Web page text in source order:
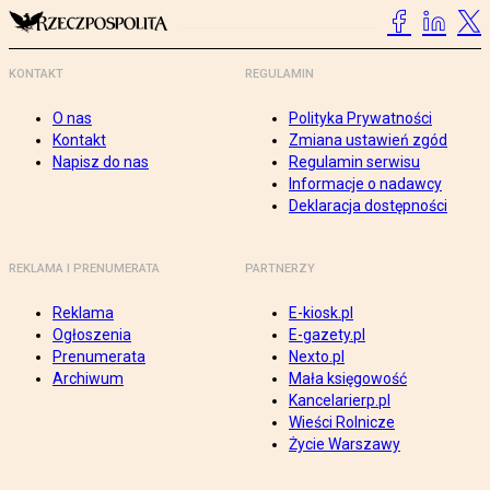
KONTAKT
O nas
Kontakt
Napisz do nas
REGULAMIN
Polityka Prywatności
Zmiana ustawień zgód
Regulamin serwisu
Informacje o nadawcy
Deklaracja dostępności
REKLAMA I PRENUMERATA
Reklama
Ogłoszenia
Prenumerata
Archiwum
PARTNERZY
E-kiosk.pl
E-gazety.pl
Nexto.pl
Mała księgowość
Kancelarierp.pl
Wieści Rolnicze
Życie Warszawy